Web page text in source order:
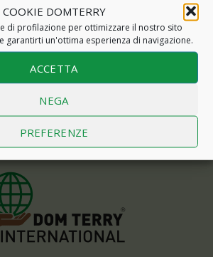
COOKIE DOMTERRY
di profilazione per ottimizzare il nostro sito
garantirti un'ottima esperienza di navigazione.
ACCETTA
NEGA
PREFERENZE
in casa.Il nostro umore oscilla e
vola fuori dalla finestra dove non...